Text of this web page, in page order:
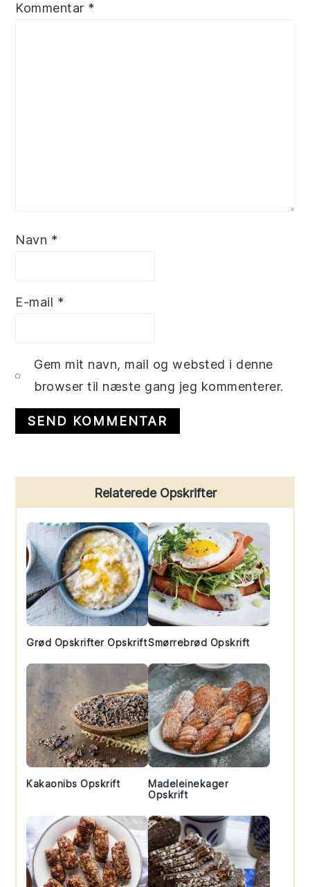
Kommentar *
Navn *
E-mail *
Gem mit navn, mail og websted i denne
browser til næste gang jeg kommenterer.
Sidebar
Relaterede Opskrifter
Grød Opskrifter OpskriftSmørrebrød Opskrift
Kakaonibs Opskrift
Madeleinekager
Opskrift